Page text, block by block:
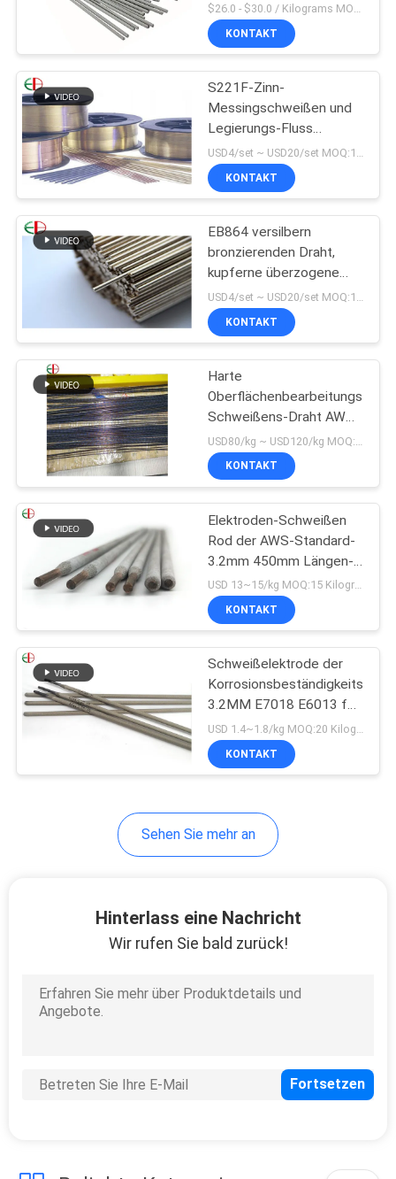
SITEMAP
DATENSCHUTZRICHTLINIE
Wärmebehandlungs-
Befestigungen
105
Haltbare Castings
Bolzen und Nüsse
75
Metallbälle
Metalllegierungs-
$26.0 - $30.0 / Kilograms MOQ:15 Kilogramm/Kilogramm
KONTAKT
S221F-Zinn-
Messingschweißen und
Legierungs-Fluss
beschichteter
bronzierender Draht
EB630 für Industrie
KONTAKT
EB864 versilbern
bronzierenden Draht,
kupferne überzogene
Messingkilogramm des
schweißens-Draht-
16/Spule
KONTAKT
Harte
Oberflächenbearbeitungs-
Schweißens-Draht AWS
A5.21 ERCoCr A Kobalt
basierte 2.7mm
KONTAKT
Elektroden-Schweißen
Rod der AWS-Standard-
3.2mm 450mm Längen-
Cu227
USD 13~15/kg MOQ:15 Kilogramm
KONTAKT
Schweißelektrode der
Korrosionsbeständigkeits-
3.2MM E7018 E6013 für
Minenindustrie
USD 1.4~1.8/kg MOQ:20 Kilogramm
KONTAKT
Sehen Sie mehr an
Hinterlass eine Nachricht
Wir rufen Sie bald zurück!